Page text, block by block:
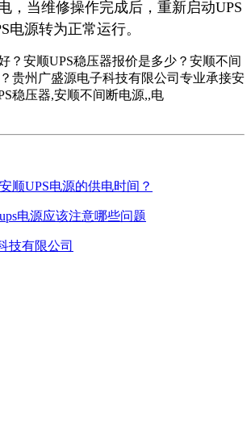
，当维修操作完成后，重新启动UPS
电源转为正常运行。
？安顺UPS稳压器报价是多少？安顺不间
贵州广盛源电子科技有限公司专业承接安
稳压器,安顺不间断电源,,电
顺UPS电源的供电时间？
电源应该注意哪些问题
技有限公司